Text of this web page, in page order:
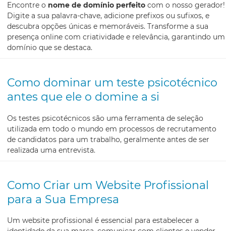
Encontre o nome de domínio perfeito com o nosso gerador!
Digite a sua palavra-chave, adicione prefixos ou sufixos, e
descubra opções únicas e memoráveis. Transforme a sua
presença online com criatividade e relevância, garantindo um
domínio que se destaca.
Como dominar um teste psicotécnico
antes que ele o domine a si
Os testes psicotécnicos são uma ferramenta de seleção
utilizada em todo o mundo em processos de recrutamento
de candidatos para um trabalho, geralmente antes de ser
realizada uma entrevista.
Como Criar um Website Profissional
para a Sua Empresa
Um website profissional é essencial para estabelecer a